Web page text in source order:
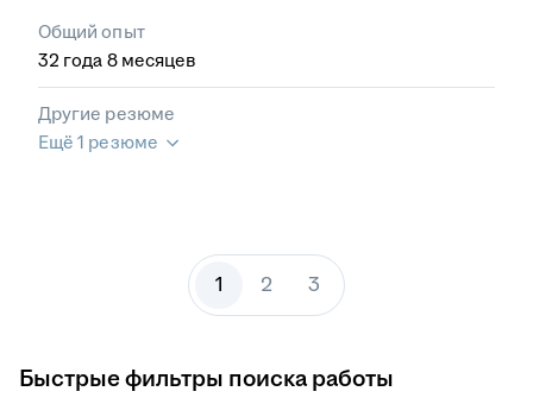
Общий опыт
32 года 8 месяцев
Другие резюме
Ещё 1 резюме
1 2 3
Быстрые фильтры поиска работы